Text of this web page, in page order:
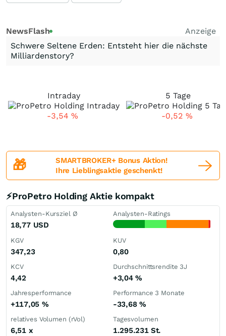
NewsFlash
Anzeige
Schwere Seltene Erden: Entsteht hier die nächste
Milliardenstory?
Intraday
-3,54 %
5 Tage
-0,52 %
🎁
SMARTBROKER+ Bonus Aktion!
Ihre Lieblingsaktie geschenkt!
⚡ProPetro Holding Aktie kompakt
Analysten-Kursziel Ø
18,77 USD
Analysten-Ratings
KGV
347,23
KUV
0,80
KCV
4,42
Durchschnittsrendite 3J
+3,04%
Jahresperformance
+117,05 %
Performance 3 Monate
-33,68 %
relatives Volumen (rVol)
6,51 x
Tagesvolumen
1.295.231 St.